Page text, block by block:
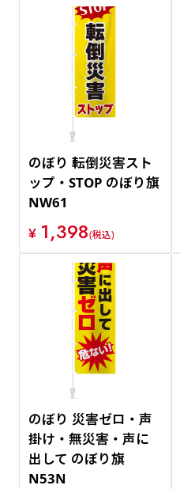
のぼり 転倒災害スト
ップ・STOP のぼり旗
NW61
¥ 1,398(税込)
のぼり 災害ゼロ・声
掛け・無災害・声に
出して のぼり旗
N53N